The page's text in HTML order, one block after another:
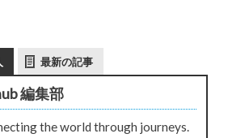
最新の記事
編集部
the world through journeys.